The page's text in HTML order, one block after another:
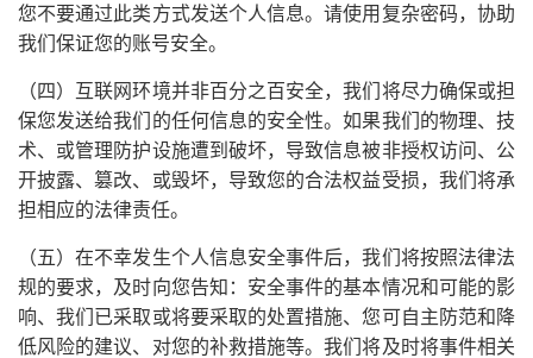
您不要通过此类方式发送个人信息。请使用复杂密码，协助
我们保证您的账号安全。
（四）互联网环境并非百分之百安全，我们将尽力确保或担
保您发送给我们的任何信息的安全性。如果我们的物理、技
术、或管理防护设施遭到破坏，导致信息被非授权访问、公
开披露、篡改、或毁坏，导致您的合法权益受损，我们将承
担相应的法律责任。
（五）在不幸发生个人信息安全事件后，我们将按照法律法
规的要求，及时向您告知：安全事件的基本情况和可能的影
响、我们已采取或将要采取的处置措施、您可自主防范和降
低风险的建议、对您的补救措施等。我们将及时将事件相关